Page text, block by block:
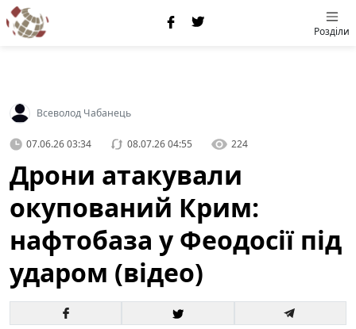
Розділи
Всеволод Чабанець
07.06.26 03:34 08.07.26 04:55 224
Дрони атакували
окупований Крим:
нафтобаза у Феодосії під
ударом (відео)